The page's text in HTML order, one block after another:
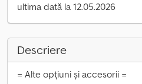
ultima dată la 12.05.2026
Descriere
= Alte opțiuni și accesorii =